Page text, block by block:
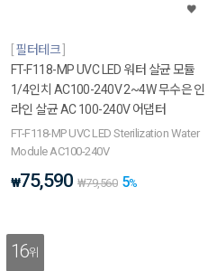
필터테크
FT-F118-MP UVC LED 워터 살균 모듈
1/4인치 AC100-240V 2~4W 무수은 인
라인 살균 AC 100-240V 어댑터
FT-F118-MP UVC LED Sterilization Water
Module AC100-240V
₩75,590 ₩79,560 5%
16위